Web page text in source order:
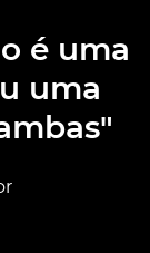
é uma
uma